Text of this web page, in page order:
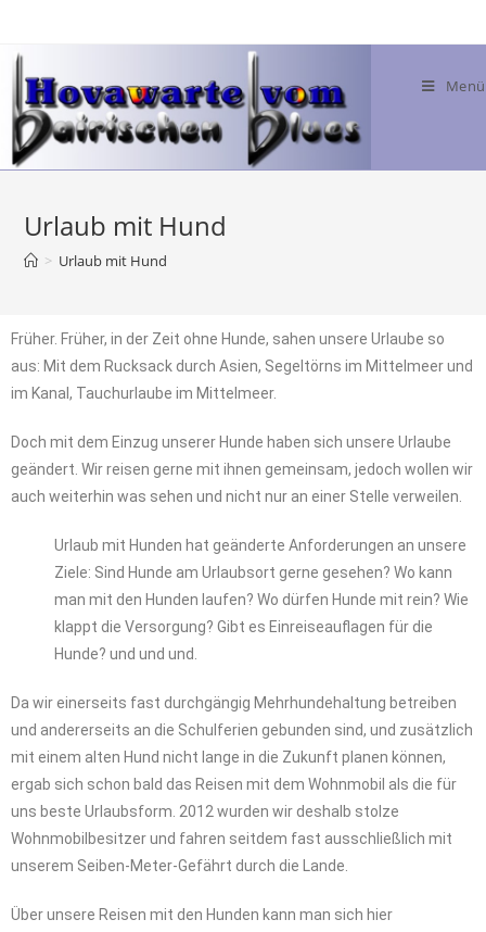
Menü
Urlaub mit Hund
> Urlaub mit Hund
Früher. Früher, in der Zeit ohne Hunde, sahen unsere Urlaube so
aus: Mit dem Rucksack durch Asien, Segeltörns im Mittelmeer und
im Kanal, Tauchurlaube im Mittelmeer.
Doch mit dem Einzug unserer Hunde haben sich unsere Urlaube
geändert. Wir reisen gerne mit ihnen gemeinsam, jedoch wollen wir
auch weiterhin was sehen und nicht nur an einer Stelle verweilen.
Urlaub mit Hunden hat geänderte Anforderungen an unsere
Ziele: Sind Hunde am Urlaubsort gerne gesehen? Wo kann
man mit den Hunden laufen? Wo dürfen Hunde mit rein? Wie
klappt die Versorgung? Gibt es Einreiseauflagen für die
Hunde? und und und.
Da wir einerseits fast durchgängig Mehrhundehaltung betreiben
und andererseits an die Schulferien gebunden sind, und zusätzlich
mit einem alten Hund nicht lange in die Zukunft planen können,
ergab sich schon bald das Reisen mit dem Wohnmobil als die für
uns beste Urlaubsform. 2012 wurden wir deshalb stolze
Wohnmobilbesitzer und fahren seitdem fast ausschließlich mit
unserem Seiben-Meter-Gefährt durch die Lande.
Über unsere Reisen mit den Hunden kann man sich hier